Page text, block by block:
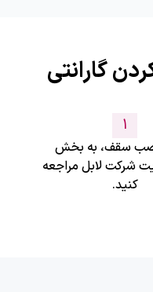
گارانتی
1
سقف، به بخش
شرکت لابل مراجعه
کنید.